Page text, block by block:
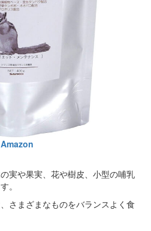
Amazon
実や果実、花や樹皮、小型の哺乳
。
さまざまなものをバランスよく食